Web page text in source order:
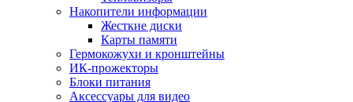
Накопители информации
Жесткие диски
Карты памяти
Гермокожухи и кронштейны
ИК-прожекторы
Блоки питания
Аксессуары для видео